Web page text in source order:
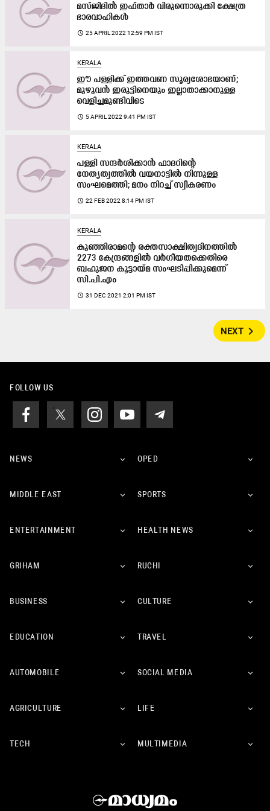
മസ്ജിദില്‍ ഇഫ്താര്‍ വിരുന്നൊരുക്കി ക്ഷേത്ര
ഭാരവാഹികള്‍
access_time 25 APRIL 2022 12:59 PM IST
KERALA
ഈ പള്ളിക്ക് ഇത്തവണ സൂര്യശോഭയാണ്;
മുഴുവൻ ഇരുട്ടിനെയും ഇല്ലാതാക്കാനുള്ള
വെളിച്ചമുണ്ടിവിടെ
access_time 5 APRIL 2022 9:41 PM IST
KERALA
പള്ളി സന്ദർശിക്കാൻ ഫാദറിന്റെ
നേതൃത്വത്തിൽ വയനാട്ടിൽ നിന്നുള്ള
സംഘമെത്തി; മനം നിറച്ച് സ്വീകരണം
access_time 22 FEB 2022 8:14 PM IST
KERALA
കുഞ്ഞിരാമന്‍റെ രക്തസാക്ഷിത്വദിനത്തിൽ
2273 കേന്ദ്രങ്ങളിൽ വർഗീയതക്കെതിരെ
ബഹുജന കൂട്ടായ്മ സംഘടിപ്പിക്കുമെന്ന്​
സി.പി.എം
access_time 31 DEC 2021 2:01 PM IST
NEXT navigate_next
FOLLOW US
NEWS OPED
MIDDLE EAST SPORTS
ENTERTAINMENT HEALTH NEWS
GRIHAM RUCHI
BUSINESS CULTURE
EDUCATION TRAVEL
AUTOMOBILE SOCIAL MEDIA
AGRICULTURE LIFE
TECH MULTIMEDIA